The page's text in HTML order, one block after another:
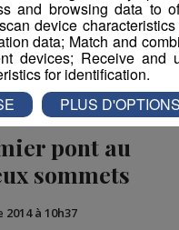
Twitter
pont au
sommets
à 10h37
and browsing data to
device
data; Match and
devices; Receive and
for identification.
PLUS